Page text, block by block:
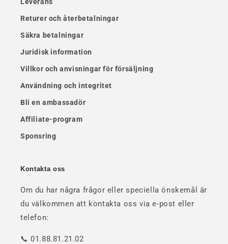
Returer och återbetalningar
Säkra betalningar
Juridisk information
Villkor och anvisningar för försäljning
Användning och integritet
Bli en ambassadör
Affiliate-program
Sponsring
Kontakta oss
Om du har några frågor eller speciella önskemål är
du välkommen att kontakta oss via e-post eller
telefon:
📞 01.88.81.21.02